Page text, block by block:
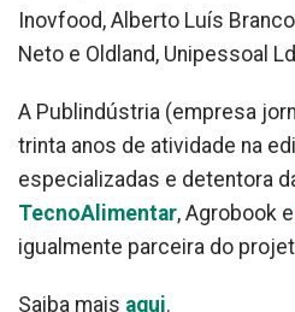
Inovfood, Alberto Luís
Neto e Oldland, Unipessoal
A Publindústria (empresa
trinta anos de atividade na
especializadas e detentora
TecnoAlimentar, Agrobook e
igualmente parceira do
Saiba mais aqui.